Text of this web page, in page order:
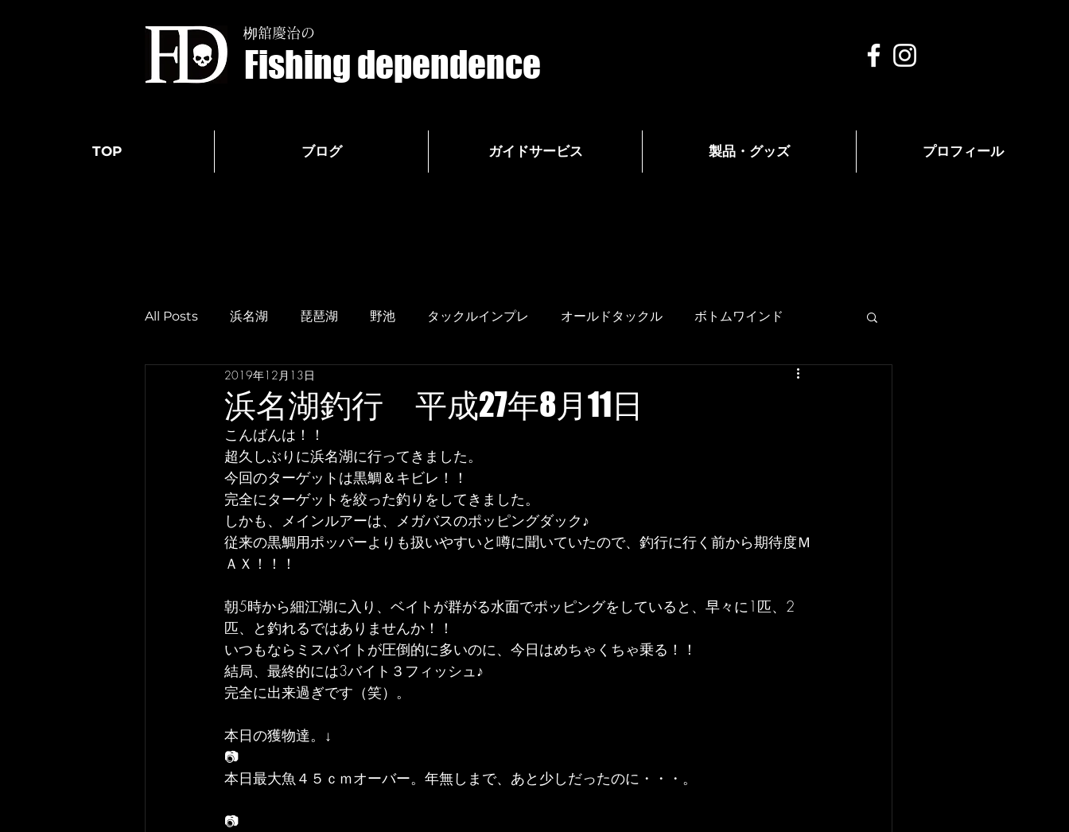
栁舘慶治の
Fishing dependence
TOP ブログ ガイドサービス 製品・グッズ プロフィール
All Posts 浜名湖 琵琶湖 野池 タックルインプレ オールドタックル ボトムワインド
浜名湖釣行 平成27年8月11日
2019年12月13日
こんばんは！！
超久しぶりに浜名湖に行ってきました。
今回のターゲットは黒鯛＆キビレ！！
完全にターゲットを絞った釣りをしてきました。
しかも、メインルアーは、メガバスのポッピングダック♪
従来の黒鯛用ポッパーよりも扱いやすいと噂に聞いていたので、釣行に行く前から期待度Ｍ
ＡＸ！！！
朝5時から細江湖に入り、ベイトが群がる水面でポッピングをしていると、早々に1匹、2
匹、と釣れるではありませんか！！
いつもならミスバイトが圧倒的に多いのに、今日はめちゃくちゃ乗る！！
結局、最終的には3バイト３フィッシュ♪
完全に出来過ぎです（笑）。
本日の獲物達。↓
📷
本日最大魚４５ｃｍオーバー。年無しまで、あと少しだったのに・・・。
📷